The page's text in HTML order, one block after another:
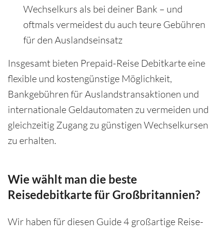
Wechselkurs als bei deiner Bank – und
oftmals vermeidest du auch teure Gebühren
für den Auslandseinsatz
Insgesamt bieten Prepaid-Reise Debitkarte eine
flexible und kostengünstige Möglichkeit,
Bankgebühren für Auslandstransaktionen und
internationale Geldautomaten zu vermeiden und
gleichzeitig Zugang zu günstigen Wechselkursen
zu erhalten.
Wie wählt man die beste
Reisedebitkarte für Großbritannien?
Wir haben für diesen Guide 4 großartige Reise-